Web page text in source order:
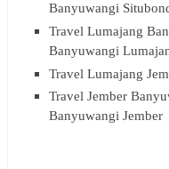
Banyuwangi
Travel Lumajang
Banyuwangi
Travel Lumajang
Travel Jember
Banyuwangi Jember